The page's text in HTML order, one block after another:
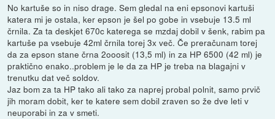
No kartuše so in niso drage. Sem gledal na eni epsonovi kartuši
katera mi je ostala, ker epson je šel po gobe in vsebuje 13.5 ml
črnila. Za ta deskjet 670c katerega se mzdaj dobil v šenk, rabim pa
kartuše pa vsebuje 42ml črnila torej 3x več. Če preračunam torej
da za epson stane črna 2ooosit (13,5 ml) in za HP 6500 (42 ml) je
praktično enako..problem je le da za HP je treba na blagajni v
trenutku dat več soldov.
Jaz bom za ta HP tako ali tako za naprej probal polnit, samo prvič
jih moram dobit, ker te katere sem dobil zraven so že dve leti v
neuporabi in za v smeti.